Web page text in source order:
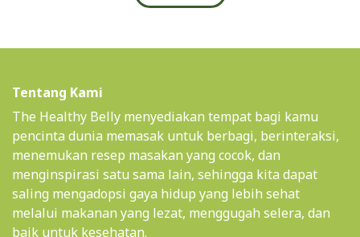
Tentang Kami
The Healthy Belly menyediakan tempat bagi kamu
pencinta dunia memasak untuk berbagi, berinteraksi,
menemukan resep masakan yang cocok, dan
menginspirasi satu sama lain, sehingga kita dapat
saling mengadopsi gaya hidup yang lebih sehat
melalui makanan yang lezat, menggugah selera, dan
baik untuk kesehatan.